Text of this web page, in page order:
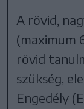
A rövid,
(maximum
rövid
szükség,
Engedély